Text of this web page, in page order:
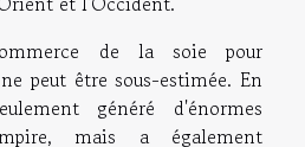
de la soie pour
peut être sous-estimée. En
généré d'énormes
mais a également